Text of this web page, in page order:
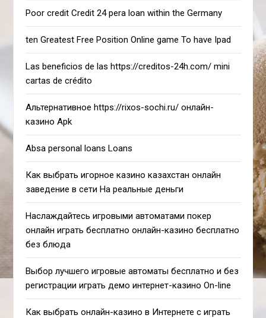
Poor credit Credit 24 pera loan within the Germany
ten Greatest Free Position Online game To have Ipad
Las beneficios de las https://creditos-24h.com/ mini
cartas de crédito
Альтернативное https://rixos-sochi.ru/ онлайн-
казино Apk
Absa personal loans Loans
Как выбрать игорное казино казахстан онлайн
заведение в сети На реальные деньги
Наслаждайтесь игровыми автоматами покер
онлайн играть бесплатно онлайн-казино бесплатно
без блюда
Выбор лучшего игровые автоматы бесплатно и без
регистрации играть демо интернет-казино On-line
Как выбрать онлайн-казино в Интернете с играть